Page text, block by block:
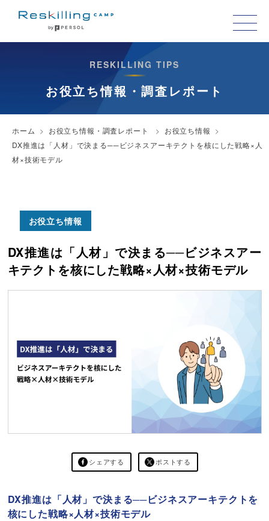
RESKILLING TIPS
お役立ち情報・調査レポート
ホーム お役立ち情報・調査レポート
お役立ち情報
DX推進は「人材」で決まる──ビジネスアーキテクトを核にした戦略×人
材×技術モデル
お役立ち情報
DX推進は「人材」で決まる──ビジネスアー
キテクトを核にした戦略×人材×技術モデル
シェアする ポストする
DX推進は「人材」で決まる──ビジネスアーキテクトを
核にした戦略×人材×技術モデル